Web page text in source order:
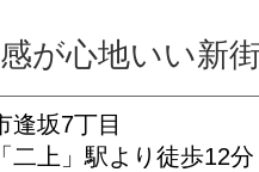
が心地いい新
逢坂7丁目
二上」駅より徒歩12分